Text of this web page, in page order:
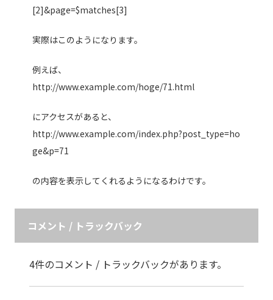
[2]&page=$matches[3]
実際はこのようになります。
例えば、
http://www.example.com/hoge/71.html
にアクセスがあると、
http://www.example.com/index.php?post_type=ho
ge&p=71
の内容を表示してくれるようになるわけです。
コメント / トラックバック
4件のコメント / トラックバックがあります。